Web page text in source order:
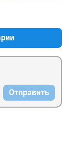
Отправить